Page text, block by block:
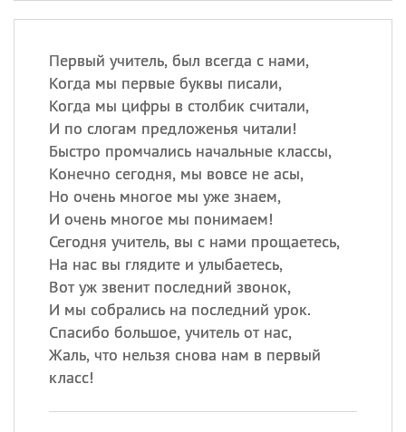
Первый учитель, был всегда с нами,
Когда мы первые буквы писали,
Когда мы цифры в столбик считали,
И по слогам предложенья читали!
Быстро промчались начальные классы,
Конечно сегодня, мы вовсе не асы,
Но очень многое мы уже знаем,
И очень многое мы понимаем!
Сегодня учитель, вы с нами прощаетесь,
На нас вы глядите и улыбаетесь,
Вот уж звенит последний звонок,
И мы собрались на последний урок.
Спасибо большое, учитель от нас,
Жаль, что нельзя снова нам в первый
класс!